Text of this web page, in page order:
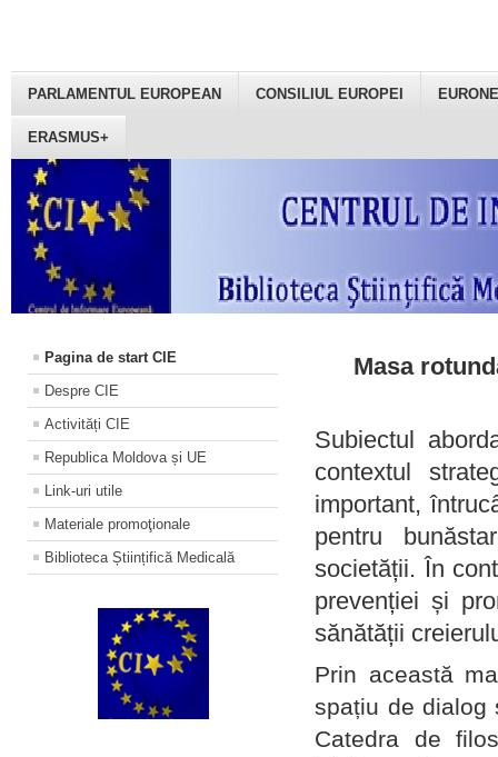
PARLAMENTUL EUROPEAN CONSILIUL EUROPEI
ERASMUS+
Pagina de start CIE
Despre CIE
Activități CIE
Republica Moldova și UE
Link-uri utile
Materiale promoţionale
Biblioteca Științifică Medicală
Masa
Subiectul
contextul
important,
pentru
societății. În
prevenției și
sănătății
Prin această
spațiu de dialog
Catedra de